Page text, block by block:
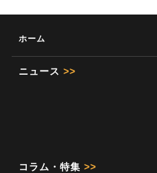
ホーム
ニュース >>
コラム・特集 >>